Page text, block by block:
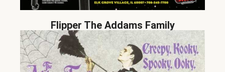
Flipper The Addams Family